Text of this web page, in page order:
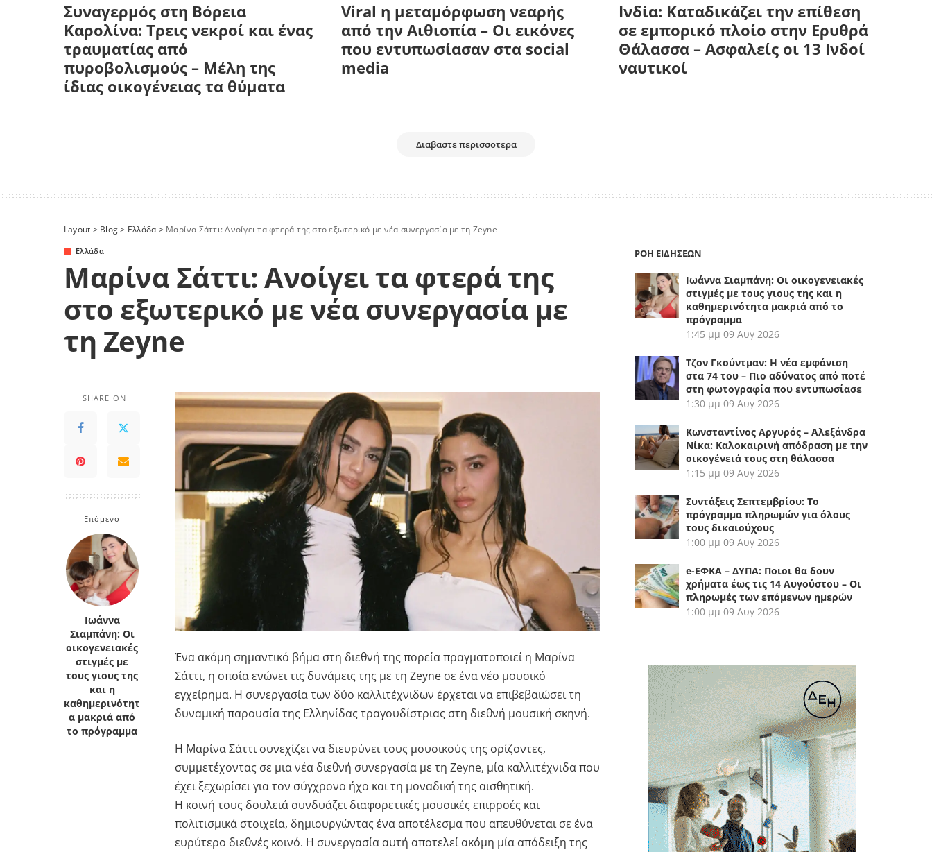
Συναγερμός στη Βόρεια
Καρολίνα: Τρεις νεκροί και ένας
τραυματίας από
πυροβολισμούς – Μέλη της
ίδιας οικογένειας τα θύματα
Viral η μεταμόρφωση νεαρής
από την Αιθιοπία – Οι εικόνες
που εντυπωσίασαν στα social
media
Ινδία: Καταδικάζει την επίθεση
σε εμπορικό πλοίο στην Ερυθρά
Θάλασσα – Ασφαλείς οι 13 Ινδοί
ναυτικοί
Διαβαστε περισσοτερα
Layout > Blog> Ελλάδα> Μαρίνα Σάττι: Ανοίγει τα φτερά της στο εξωτερικό με νέα συνεργασία με τη Zeyne
Ελλάδα
Μαρίνα Σάττι: Ανοίγει τα φτερά της
στο εξωτερικό με νέα συνεργασία με
τη Zeyne
SHARE ON
Επόμενο
Ιωάννα
Σιαμπάνη: Οι
οικογενειακές
στιγμές με
τους γιους της
και η
καθημερινότητ
α μακριά από
το πρόγραμμα
Ένα ακόμη σημαντικό βήμα στη διεθνή της πορεία πραγματοποιεί η Μαρίνα
Σάττι, η οποία ενώνει τις δυνάμεις της με τη Zeyne σε ένα νέο μουσικό
εγχείρημα. Η συνεργασία των δύο καλλιτέχνιδων έρχεται να επιβεβαιώσει τη
δυναμική παρουσία της Ελληνίδας τραγουδίστριας στη διεθνή μουσική σκηνή.
Η Μαρίνα Σάττι συνεχίζει να διευρύνει τους μουσικούς της ορίζοντες,
συμμετέχοντας σε μια νέα διεθνή συνεργασία με τη Zeyne, μία καλλιτέχνιδα που
έχει ξεχωρίσει για τον σύγχρονο ήχο και τη μοναδική της αισθητική.
Η κοινή τους δουλειά συνδυάζει διαφορετικές μουσικές επιρροές και
πολιτισμικά στοιχεία, δημιουργώντας ένα αποτέλεσμα που απευθύνεται σε ένα
ευρύτερο διεθνές κοινό. Η συνεργασία αυτή αποτελεί ακόμη μία απόδειξη της
ΡΟΗ ΕΙΔΗΣΕΩΝ
Ιωάννα Σιαμπάνη: Οι οικογενειακές
στιγμές με τους γιους της και η
καθημερινότητα μακριά από το
πρόγραμμα
1:45 μμ 09 Αυγ 2026
Τζον Γκούντμαν: Η νέα εμφάνιση
στα 74 του – Πιο αδύνατος από ποτέ
στη φωτογραφία που εντυπωσίασε
1:30 μμ 09 Αυγ 2026
Κωνσταντίνος Αργυρός – Αλεξάνδρα
Νίκα: Καλοκαιρινή απόδραση με την
οικογένειά τους στη θάλασσα
1:15 μμ 09 Αυγ 2026
Συντάξεις Σεπτεμβρίου: Το
πρόγραμμα πληρωμών για όλους
τους δικαιούχους
1:00 μμ 09 Αυγ 2026
e-ΕΦΚΑ – ΔΥΠΑ: Ποιοι θα δουν
χρήματα έως τις 14 Αυγούστου – Οι
πληρωμές των επόμενων ημερών
1:00 μμ 09 Αυγ 2026